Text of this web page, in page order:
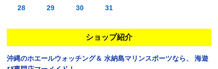
28
29 30 31
ショップ紹介
沖縄のホエールウォッチング＆ 水納島マリンスポーツなら、
海遊